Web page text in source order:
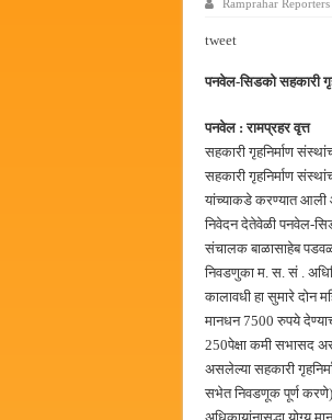
Ramprahar Reporters
tweet
पनवेल-सिडको सहकारी
पनवेल : रामप्रहर वृत्त
सहकारी गृहनिर्माण
सहकारी गृहनिर्माण
यांच्याकडे करण्यात आली
निवेदन देतेवेळी पनवेल-
संचालक बाळासाहेब
निवडणुका म. स. सं .
कालावधी हा सुमारे दोन
मानधन 7500 रुपये
250पेक्षा कमी सभासद
असलेल्या सहकारी
सभेत निवडणूक पूर्ण करणे)